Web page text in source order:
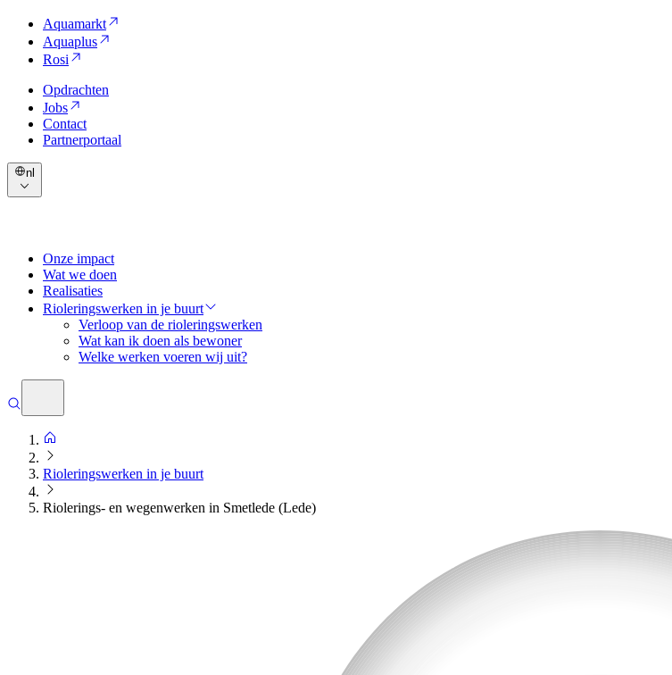
Aquamarkt
Aquaplus
Rosi
Opdrachten
Jobs
Contact
Partnerportaal
nl
Onze impact
Wat we doen
Realisaties
Rioleringswerken in je buurt
Verloop van de rioleringswerken
Wat kan ik doen als bewoner
Welke werken voeren wij uit?
Rioleringswerken in je buurt
Riolerings- en wegenwerken in Smetlede (Lede)